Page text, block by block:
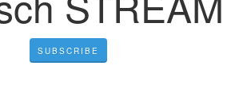
SUBSCRIBE